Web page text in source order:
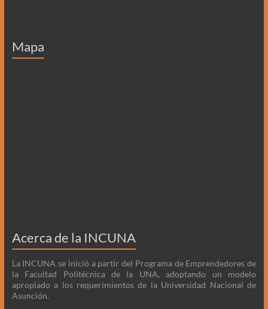
Mapa
Acerca de la INCUNA
La INCUNA se inició a partir del Programa de Emprendedores de
la Facultad Politécnica de la UNA, adoptando un modelo
apropiado a los requerimientos de la Universidad Nacional de
Asunción.